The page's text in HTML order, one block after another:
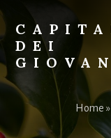
primary
sidebar
content
DEI
Sito
Home »